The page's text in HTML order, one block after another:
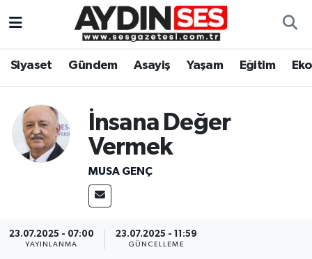
Siyaset Gündem Asayiş Yaşam Eğitim
İnsana Değer
Vermek
MUSA GENÇ
23.07.2025 - 07:00
YAYINLANMA
23.07.2025 - 11:59
GÜNCELLEME
Gündem
Siyaset
Ekonomi
Eğitim
Aydın Hava Durumu
Aydin Namaz Vakitleri
Aydın Trafik Yoğunluk Haritası
Süper Lig Puan Durumu ve Fikstür
Tüm Manşetler